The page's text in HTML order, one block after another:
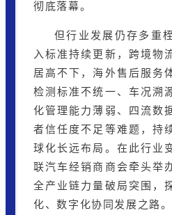
彻底落幕。
但行业发展仍存多重
入标准持续更新，跨境物
居高不下，海外售后服务
检测标准不统一、车况溯
化管理能力薄弱、
四流数
者信任度不足等难题，持
球化长远布局。在此行业
联汽车经销商商会牵头举
全产业链力量破局突围，
化、数字化协同发展之路。